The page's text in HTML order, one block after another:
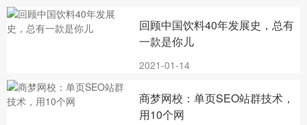
回顾中国饮料40年发展史，总有
一款是你儿
2021-01-14
商梦网校：单页SEO站群技术，
用10个网